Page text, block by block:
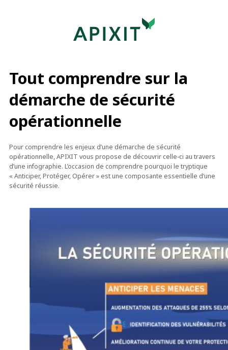
Tout comprendre sur la
démarche de sécurité
opérationnelle
Pour comprendre les enjeux d’une démarche de sécurité
opérationnelle, APIXIT vous propose de découvrir celle-ci au travers
d’une infographie. L’occasion de comprendre pourquoi le tryptique
« Anticiper, Protéger, Opérer » est une composante essentielle d’une
sécurité réussie.